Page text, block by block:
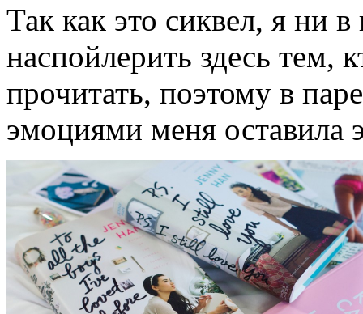
Так как это сиквел, я ни
наспойлерить здесь тем,
прочитать, поэтому в
эмоциями меня оставила